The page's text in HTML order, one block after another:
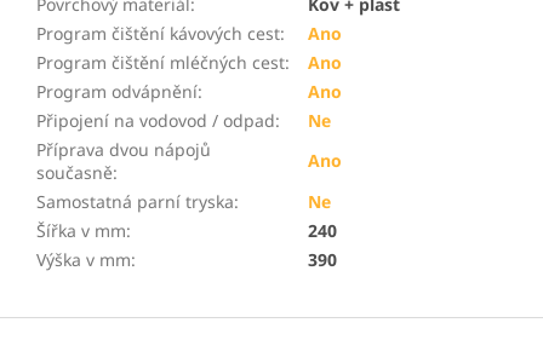
Program čištění kávových cest:
Ano
Program čištění mléčných cest:
Ano
Program odvápnění:
Ano
Připojení na vodovod / odpad:
Ne
Příprava dvou nápojů
současně:
Ano
Samostatná parní tryska:
Ne
Šířka v mm:
240
Výška v mm: 390
Z